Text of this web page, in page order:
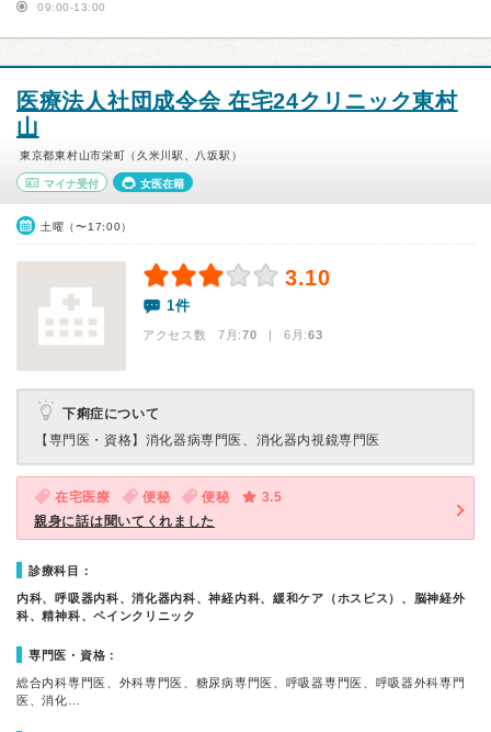
09:00-13:00
医療法人社団成令会 在宅24クリニック東村
山
東京都東村山市栄町（久米川駅、八坂駅）
マイナ受付 女医在籍
土曜（〜17:00）
3.10
1件
アクセス数 7月:70 | 6月:63
下痢症について
【専門医・資格】 消化器病専門医、消化器内視鏡専門医
在宅医療 便秘 便秘
3.5
親身に話は聞いてくれました
診療科目：
内科、呼吸器内科、消化器内科、神経内科、緩和ケア（ホスピス）、脳神経外
科、精神科、ペインクリニック
専門医・資格：
総合内科専門医、外科専門医、糖尿病専門医、呼吸器専門医、呼吸器外科専門
医、消化…